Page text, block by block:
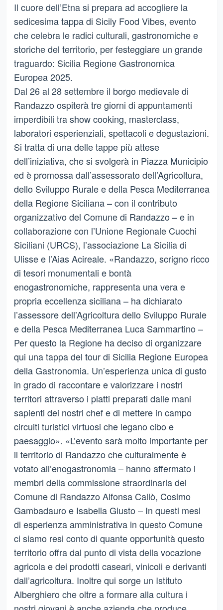
Il cuore dell’Etna si prepara ad accogliere la
sedicesima tappa di Sicily Food Vibes, evento
che celebra le radici culturali, gastronomiche e
storiche del territorio, per festeggiare un grande
traguardo: Sicilia Regione Gastronomica
Europea 2025.
Dal 26 al 28 settembre il borgo medievale di
Randazzo ospiterà tre giorni di appuntamenti
imperdibili tra show cooking, masterclass,
laboratori esperienziali, spettacoli e degustazioni.
Si tratta di una delle tappe più attese
dell’iniziativa, che si svolgerà in Piazza Municipio
ed è promossa dall’assessorato dell’Agricoltura,
dello Sviluppo Rurale e della Pesca Mediterranea
della Regione Siciliana – con il contributo
organizzativo del Comune di Randazzo – e in
collaborazione con l’Unione Regionale Cuochi
Siciliani (URCS), l’associazione La Sicilia di
Ulisse e l’Aias Acireale. «Randazzo, scrigno ricco
di tesori monumentali e bontà
enogastronomiche, rappresenta una vera e
propria eccellenza siciliana – ha dichiarato
l’assessore dell’Agricoltura dello Sviluppo Rurale
e della Pesca Mediterranea Luca Sammartino –
Per questo la Regione ha deciso di organizzare
qui una tappa del tour di Sicilia Regione Europea
della Gastronomia. Un’esperienza unica di gusto
in grado di raccontare e valorizzare i nostri
territori attraverso i piatti preparati dalle mani
sapienti dei nostri chef e di mettere in campo
circuiti turistici virtuosi che legano cibo e
paesaggio». «L’evento sarà molto importante per
il territorio di Randazzo che culturalmente è
votato all’enogastronomia – hanno affermato i
membri della commissione straordinaria del
Comune di Randazzo Alfonsa Caliò, Cosimo
Gambadauro e Isabella Giusto – In questi mesi
di esperienza amministrativa in questo Comune
ci siamo resi conto di quante opportunità questo
territorio offra dal punto di vista della vocazione
agricola e dei prodotti caseari, vinicoli e derivanti
dall’agricoltura. Inoltre qui sorge un Istituto
Alberghiero che oltre a formare alla cultura i